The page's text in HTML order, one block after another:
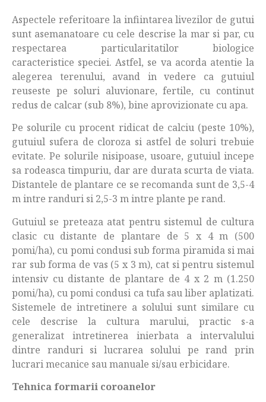
Aspectele referitoare la infiintarea livezilor de gutui
sunt asemanatoare cu cele descrise la mar si par, cu
respectarea particularitatilor biologice
caracteristice speciei. Astfel, se va acorda atentie la
alegerea terenului, avand in vedere ca gutuiul
reuseste pe soluri aluvionare, fertile, cu continut
redus de calcar (sub 8%), bine aprovizionate cu apa.
Pe solurile cu procent ridicat de calciu (peste 10%),
gutuiul sufera de cloroza si astfel de soluri trebuie
evitate. Pe solurile nisipoase, usoare, gutuiul incepe
sa rodeasca timpuriu, dar are durata scurta de viata.
Distantele de plantare ce se recomanda sunt de 3,5-4
m intre randuri si 2,5-3 m intre plante pe rand.
Gutuiul se preteaza atat pentru sistemul de cultura
clasic cu distante de plantare de 5 x 4 m (500
pomi/ha), cu pomi condusi sub forma piramida si mai
rar sub forma de vas (5 x 3 m), cat si pentru sistemul
intensiv cu distante de plantare de 4 x 2 m (1.250
pomi/ha), cu pomi condusi ca tufa sau liber aplatizati.
Sistemele de intretinere a solului sunt similare cu
cele descrise la cultura marului, practic s-a
generalizat intretinerea inierbata a intervalului
dintre randuri si lucrarea solului pe rand prin
lucrari mecanice sau manuale si/sau erbicidare.
Tehnica formarii coroanelor